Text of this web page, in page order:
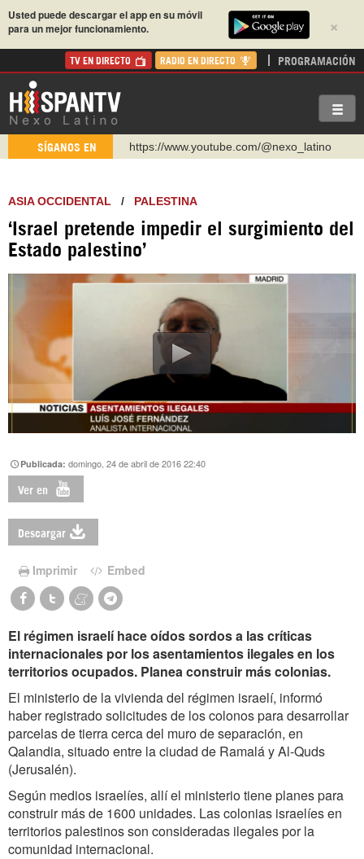
×
Usted puede descargar el app en su móvil
para un mejor funcionamiento.
TV EN DIRECTO RADIO EN DIRECTO PROGRAMACIÓN
SÍGANOS EN
https://www.youtube.com/@nexo_latino
https://t.me/hispantvcanal
https://urmedium.com/c/hispantv
WhatsApp y Viber: +98 921 79 29 404
ASIA OCCIDENTAL / PALESTINA
‘Israel pretende impedir el surgimiento del
Estado palestino’
Publicada:domingo, 24 de abril de 2016 22:40
Ver en
Descargar
Imprimir Embed
El régimen israelí hace oídos sordos a las críticas
internacionales por los asentamientos ilegales en los
territorios ocupados. Planea construir más colonias.
El ministerio de la vivienda del régimen israelí, informó
haber registrado solicitudes de los colonos para desarrollar
parcelas de tierra cerca del muro de separación, en
Qalandia, situado entre la ciudad de Ramalá y Al-Quds
(Jerusalén).
Según medios israelíes, allí el ministerio tiene planes para
construir más de 1600 unidades. Las colonias israelíes en
territorios palestinos son consideradas ilegales por la
comunidad internacional.